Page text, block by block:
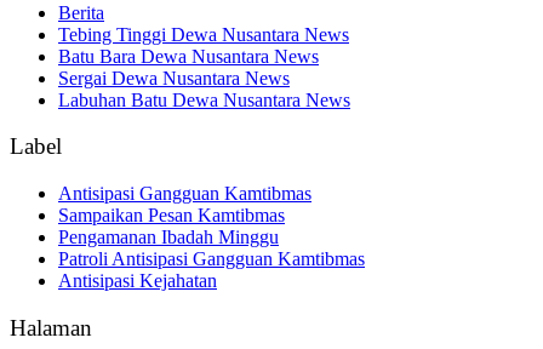
Berita
Tebing Tinggi Dewa Nusantara News
Batu Bara Dewa Nusantara News
Sergai Dewa Nusantara News
Labuhan Batu Dewa Nusantara News
Label
Antisipasi Gangguan Kamtibmas
Sampaikan Pesan Kamtibmas
Pengamanan Ibadah Minggu
Patroli Antisipasi Gangguan Kamtibmas
Antisipasi Kejahatan
Halaman